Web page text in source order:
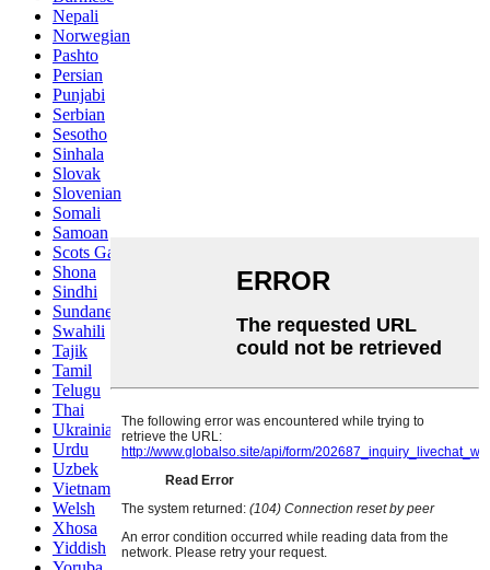
Nepali
Norwegian
Pashto
Persian
Punjabi
Serbian
Sesotho
Sinhala
Slovak
Slovenian
Somali
Samoan
Scots Gaelic
Shona
Sindhi
Sundanese
Swahili
Tajik
Tamil
Telugu
Thai
Ukrainian
Urdu
Uzbek
Vietnamese
Welsh
Xhosa
Yiddish